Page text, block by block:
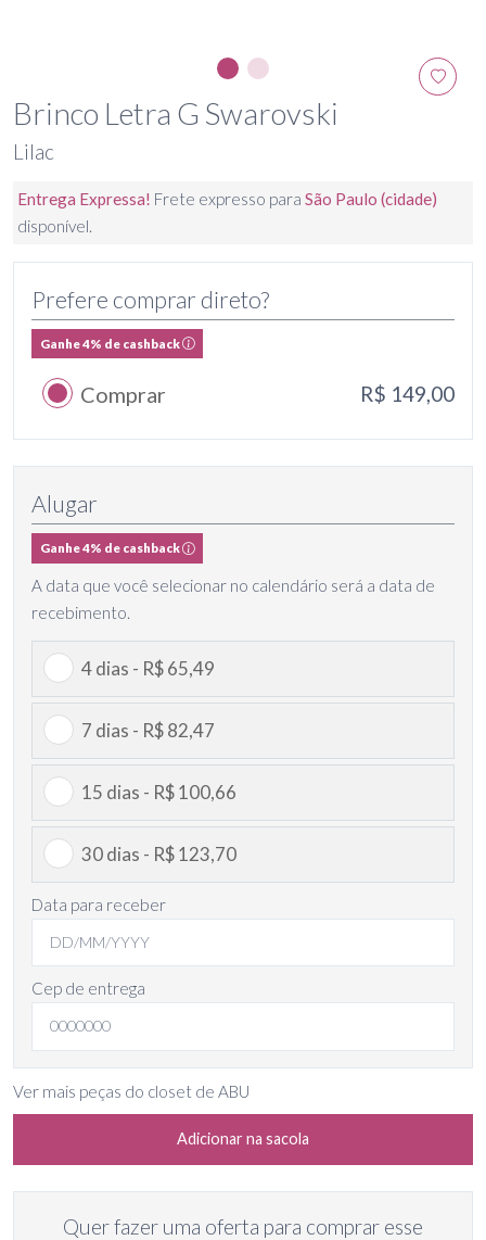
Brinco Letra G Swarovski
Lilac
Entrega Expressa! Frete expresso para São Paulo (cidade)
disponível.
Prefere comprar direto?
Ganhe 4% de cashback
Comprar R$ 149,00
Alugar
Ganhe 4% de cashback
A data que você selecionar no calendário será a data de
recebimento.
4 dias - R$ 65,49
7 dias - R$ 82,47
15 dias - R$ 100,66
30 dias - R$ 123,70
Data para receber
Cep de entrega
Ver mais peças do closet de ABU
Adicionar na sacola
Quer fazer uma oferta para comprar esse